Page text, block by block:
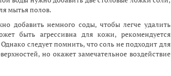
мытья полов.
добавить немного соды, чтобы легче удалить
быть агрессивна для кожи, рекомендуется
следует помнить, что соль не подходит для
но окажет замечательное воздействие